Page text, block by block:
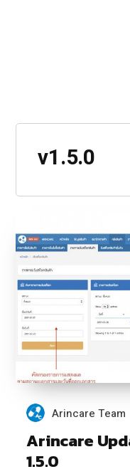
v1.5.0
Arincare Team
Arincare
1.5.0